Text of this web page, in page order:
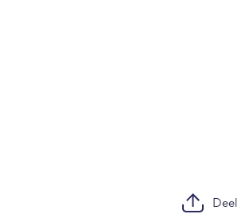
Deel